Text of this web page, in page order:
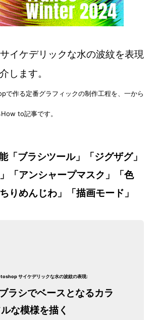
イケデリックな水の波紋を表現
します。
で作る定番グラフィックの制作工程を、一から
to記事です。
「ブラシツール」「ジグザグ」
」「アンシャープマスク」「色
りめんじわ」「描画モード」
サイケデリックな水の波紋の表現:
ラシでベースとなるカラ
な模様を描く